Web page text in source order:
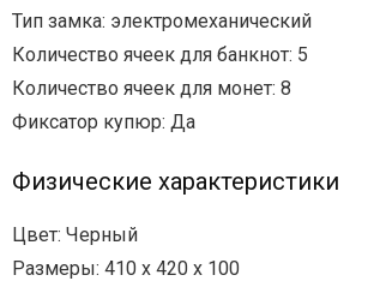
Тип замка: электромеханический
Количество ячеек для банкнот: 5
Количество ячеек для монет: 8
Фиксатор купюр: Да
Физические характеристики
Цвет: Черный
Размеры: 410 x 420 x 100